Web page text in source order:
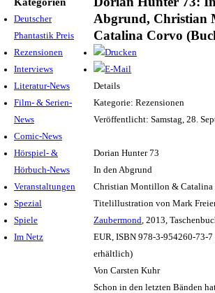
Deutscher
Phantastik Preis
Rezensionen
Interviews
Literatur-News
Film- & Serien-
News
Comic-News
Hörspiel- &
Hörbuch-News
Veranstaltungen
Spezial
Spiele
Im Netz
Abgrund, Christian
Catalina Corvo
Details
Kategorie: Rezensionen
Veröffentlicht: Samstag, 28.
Dorian Hunter 73
In den Abgrund
Christian Montillon & Catalina
Titelillustration von Mark
Zaubermond , 2013,
EUR, ISBN 978-3-954260-73-7
erhältlich)
Von Carsten Kuhr
Schon in den letzten Bänden